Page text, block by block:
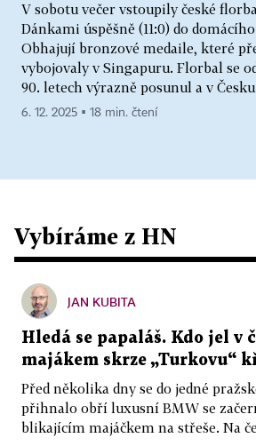
V sobotu večer vstoupily české
Dánkami úspěšně (11:0) do
Obhajují bronzové medaile, které
vybojovaly v Singapuru. Florbal se
90. letech výrazně posunul a v
6. 12. 2025 ▪ 18 min. čtení
Vybíráme z HN
JAN KUBITA
Hledá se papaláš. Kdo jel v
majákem skrze „Turkovu“
Před několika dny se do jedné
přihnalo obří luxusní BMW se
blikajícím majáčkem na střeše. Na